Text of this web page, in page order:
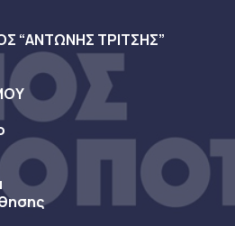
“ΑΝΤΩΝΗΣ ΤΡΙΤΣΗΣ”